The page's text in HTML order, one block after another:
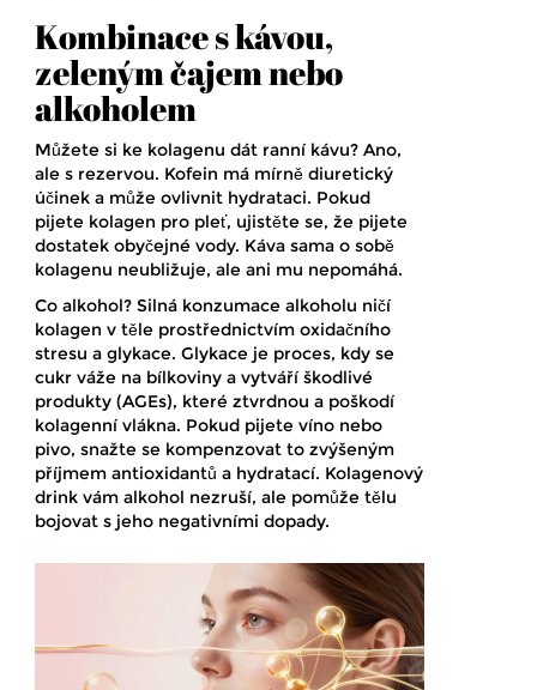
Kombinace s kávou,
zeleným čajem nebo
alkoholem
Můžete si ke kolagenu dát ranní kávu? Ano,
ale s rezervou. Kofein má mírně diuretický
účinek a může ovlivnit hydrataci. Pokud
pijete kolagen pro pleť, ujistěte se, že pijete
dostatek obyčejné vody. Káva sama o sobě
kolagenu neubližuje, ale ani mu nepomáhá.
Co alkohol? Silná konzumace alkoholu ničí
kolagen v těle prostřednictvím oxidačního
stresu a glykace. Glykace je proces, kdy se
cukr váže na bílkoviny a vytváří škodlivé
produkty (AGEs), které ztvrdnou a poškodí
kolagenní vlákna. Pokud pijete víno nebo
pivo, snažte se kompenzovat to zvýšeným
příjmem antioxidantů a hydratací. Kolagenový
drink vám alkohol nezruší, ale pomůže tělu
bojovat s jeho negativními dopady.